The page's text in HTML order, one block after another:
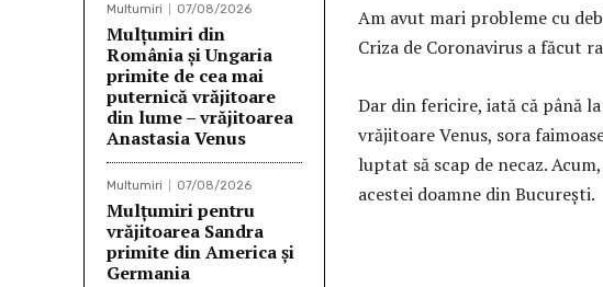
Multumiri 07/08/2026
Mulţumiri din
România și Ungaria
primite de cea mai
puternică vrăjitoare
din lume – vrăjitoarea
Anastasia Venus
Multumiri 07/08/2026
Mulţumiri pentru
vrăjitoarea Sandra
primite din America și
Germania
Am avut mari probleme cu
Criza de Coronavirus a făcut
Dar din fericire, iată că până
vrăjitoare Venus, sora
luptat să scap de necaz.
acestei doamne din București.